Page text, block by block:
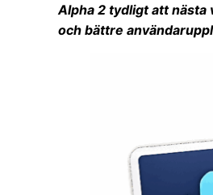
Alpha 2 tydligt att nästa
och bättre